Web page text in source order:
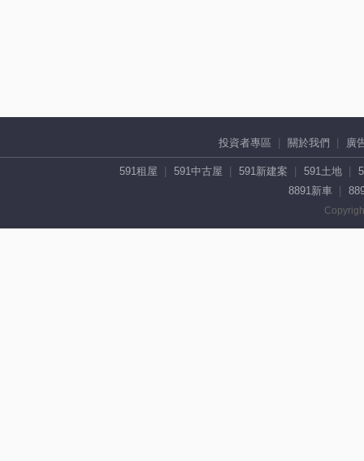
投資者專區 關於我們 廣
591租屋 591中古屋 591新建案 591土地
8891新車